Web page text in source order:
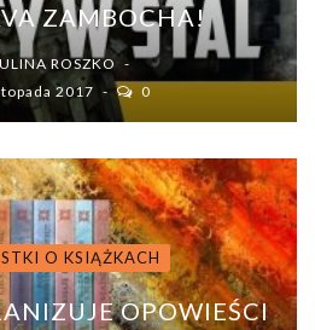
ZAMBOCHA!
ROSZKO
2017
0
O KSIĄŻKACH
OPOWIEŚCI